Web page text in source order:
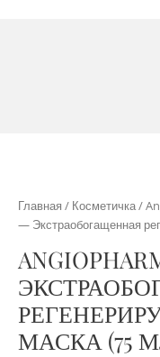
Главная / Косметичка/
— Экстраобогащенная
МАСКА (75